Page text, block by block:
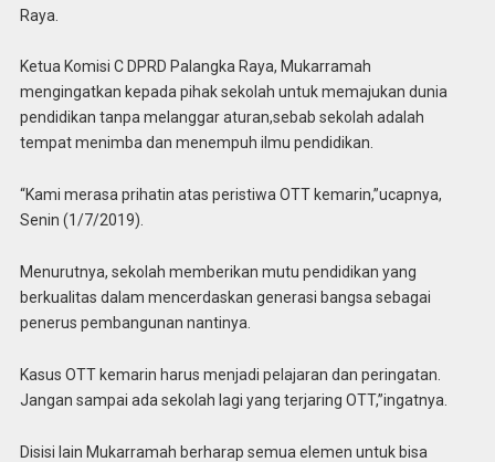
Raya.
Ketua Komisi C DPRD Palangka Raya, Mukarramah
mengingatkan kepada pihak sekolah untuk memajukan dunia
pendidikan tanpa melanggar aturan,sebab sekolah adalah
tempat menimba dan menempuh ilmu pendidikan.
“Kami merasa prihatin atas peristiwa OTT kemarin,”ucapnya,
Senin (1/7/2019).
Menurutnya, sekolah memberikan mutu pendidikan yang
berkualitas dalam mencerdaskan generasi bangsa sebagai
penerus pembangunan nantinya.
Kasus OTT kemarin harus menjadi pelajaran dan peringatan.
Jangan sampai ada sekolah lagi yang terjaring OTT,”ingatnya.
Disisi lain Mukarramah berharap semua elemen untuk bisa